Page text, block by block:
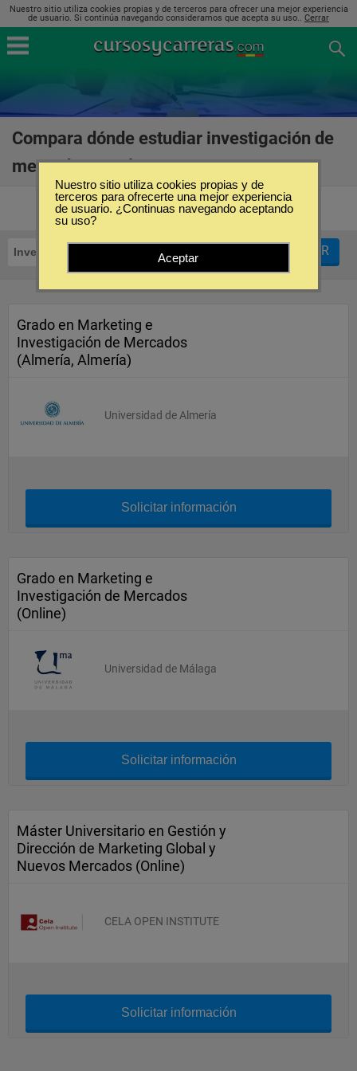
Nuestro sitio utiliza cookies propias y de terceros para ofrecer una mejor experiencia
de usuario. Si continúa navegando consideramos que acepta su uso.. Cerrar
Compara dónde estudiar investigación de
mercados en Almería
Investigación de Mercados FILTRAR
Grado en Marketing e
Investigación de Mercados
(Almería, Almería)
Universidad de Almería
Solicitar información
Grado en Marketing e
Investigación de Mercados
(Online)
Universidad de Málaga
Solicitar información
Máster Universitario en Gestión y
Dirección de Marketing Global y
Nuevos Mercados (Online)
CELA OPEN INSTITUTE
Solicitar información
Nuestro sitio utiliza cookies propias y de
terceros para ofrecerte una mejor experiencia
de usuario. ¿Continuas navegando aceptando
su uso?
Aceptar